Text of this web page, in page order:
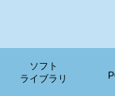
ソフト
ライブラリ